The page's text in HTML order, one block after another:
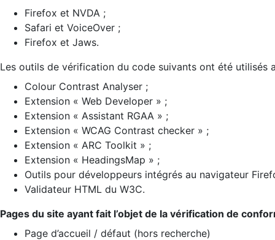
Firefox et NVDA ;
Safari et VoiceOver ;
Firefox et Jaws.
Les outils de vérification du code suivants ont été utilisés
Colour Contrast Analyser ;
Extension « Web Developer » ;
Extension « Assistant RGAA » ;
Extension « WCAG Contrast checker » ;
Extension « ARC Toolkit » ;
Extension « HeadingsMap » ;
Outils pour développeurs intégrés au navigateur
Validateur HTML du W3C.
Pages du site ayant fait l’objet de la vérification de
Page d’accueil / défaut (hors recherche)